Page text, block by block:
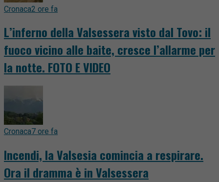
Cronaca2 ore fa
L’inferno della Valsessera visto dal Tovo: il
fuoco vicino alle baite, cresce l’allarme per
la notte. FOTO E VIDEO
Cronaca7 ore fa
Incendi, la Valsesia comincia a respirare.
Ora il dramma è in Valsessera